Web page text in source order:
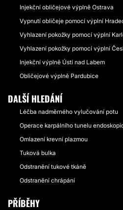
Injekční obličejové výplně Ostrava
Vypnutí obličeje pomocí výplní
Vyhlazení pokožky pomocí výplní
Vyhlazení pokožky pomocí výplní
Injekční výplně Ústí nad Labem
Obličejové výplně Pardubice
DALŠÍ HLEDÁNÍ
Léčba nadměrného vylučování potu
Operace karpálního tunelu
Omlazení krevní plazmou
Tuková bulka
Odstranění tukové tkáně
Odstranění chrápání
PŘÍBĚHY